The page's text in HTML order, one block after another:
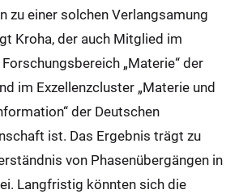
zu einer solchen Verlangsamung
Kroha, der auch Mitglied im
„Materie“ der
im Exzellenzcluster „Materie und
der Deutschen
ist. Das Ergebnis trägt zu
von Phasenübergängen in
Langfristig könnten sich die